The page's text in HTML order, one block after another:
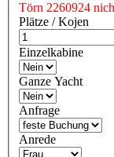
Törn 2260924
Plätze / Kojen
Einzelkabine
Ganze Yacht
Anfrage
Anrede